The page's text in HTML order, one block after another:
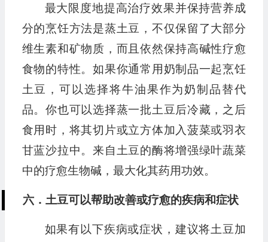
最大限度地提高治疗效果并保持营养成
分的烹饪方法是蒸土豆，不仅保留了大部分
维生素和矿物质，而且依然保持高碱性疗愈
食物的特性。如果你通常用奶制品一起烹饪
土豆，可以选择将牛油果作为奶制品替代
品。你也可以选择蒸一批土豆后冷藏，之后
食用时，将其切片或立方体加入菠菜或羽衣
甘蓝沙拉中。来自土豆的酶将增强绿叶蔬菜
中的疗愈生物碱，最大化其药用功效。
六．土豆可以帮助改善或疗愈的疾病和症状
如果有以下疾病或症状，建议将土豆加